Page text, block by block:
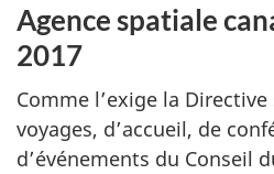
Agence spatiale
2017
Comme l’exige la
voyages, d’accueil, de
d’événements du Conseil